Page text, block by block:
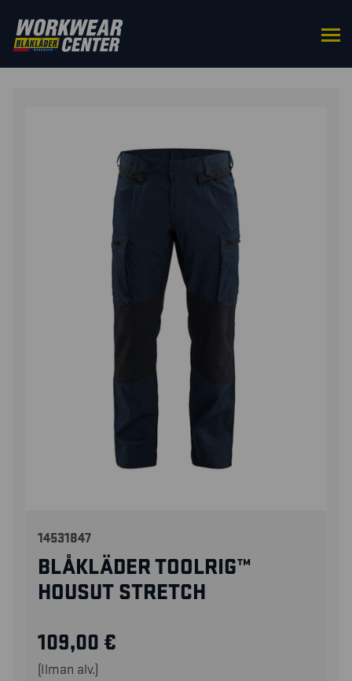
ETUSIVU/ALAOSAT
14531847
BLÅKLÄDER TOOLRIG™
HOUSUT STRETCH
109,00 €
(Ilman alv.)